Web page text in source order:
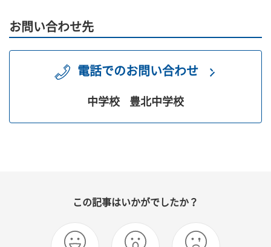
お問い合わせ先
電話でのお問い合わせ
中学校 豊北中学校
この記事はいかがでしたか？